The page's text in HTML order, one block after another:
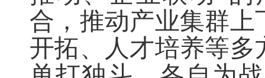
合，推动产业集群
开拓、人才培养等